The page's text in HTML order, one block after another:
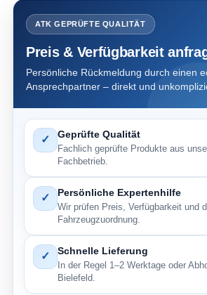
ATK GEPRÜFTE QUALITÄT
Preis & Verfügbarkeit
Persönliche Rückmeldung durch einen
Ansprechpartner – direkt und
✓ Geprüfte Qualität
Fachlich geprüfte Produkte aus
Fachbetrieb.
✓ Persönliche Expertenhilfe
Wir prüfen Preis, Verfügbarkeit und
Fahrzeugzuordnung.
✓ Schnelle Lieferung
In der Regel 1–2 Werktage oder
Bielefeld.